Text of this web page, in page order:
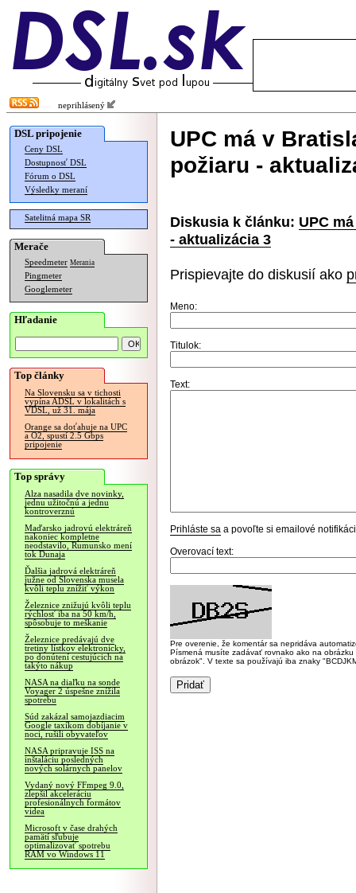
neprihlásený
DSL pripojenie
Ceny DSL
Dostupnosť DSL
Fórum o DSL
Výsledky meraní
Satelitná mapa SR
Merače
Speedmeter Merania
Pingmeter
Googlemeter
Hľadanie
Top články
Na Slovensku sa v tichosti
vypína ADSL v lokalitách s
VDSL, už 31. mája
Orange sa doťahuje na UPC
a O2, spustí 2.5 Gbps
pripojenie
Top správy
Alza nasadila dve novinky,
jednu užitočnú a jednu
kontroverznú
Maďarsko jadrovú elektráreň
nakoniec kompletne
neodstavilo, Rumunsko mení
tok Dunaja
Ďalšia jadrová elektráreň
južne od Slovenska musela
kvôli teplu znížiť výkon
Železnice znižujú kvôli teplu
rýchlosť iba na 50 km/h,
spôsobuje to meškanie
Železnice predávajú dve
tretiny lístkov elektronicky,
po donútení cestujúcich na
takýto nákup
NASA na diaľku na sonde
Voyager 2 úspešne znížila
spotrebu
Súd zakázal samojazdiacim
Google taxíkom dobíjanie v
noci, rušili obyvateľov
NASA pripravuje ISS na
inštaláciu posledných
nových solárnych panelov
Vydaný nový FFmpeg 9.0,
zlepšil akceleráciu
profesionálnych formátov
videa
Microsoft v čase drahých
pamätí sľubuje
optimalizovať spotrebu
RAM vo Windows 11
UPC má v
požiaru -
Diskusia k článku: UPC
- aktualizácia 3
Prispievajte do diskusií ako
Meno:
Titulok:
Text:
Prihláste sa a povoľte si emailové
Overovací text:
Pre overenie, že komentár sa nepridáva
Písmená musíte zadávať rovnako ako na
obrázok". V texte sa používajú iba znaky